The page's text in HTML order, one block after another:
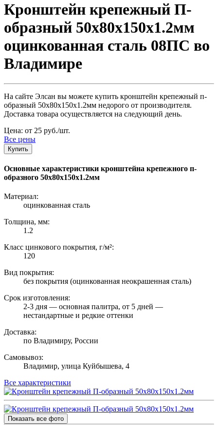
Кронштейн крепежный П-
образный 50х80х150х1.2мм
оцинкованная сталь 08ПС во
Владимире
На сайте Элсан вы можете купить кронштейн крепежный п-
образный 50х80х150х1.2мм недорого от производителя.
Доставка товара осуществляется на следующий день.
Цена: от 25 руб./шт.
Все цены
Купить
Основные характеристики кронштейна крепежного п-
образного 50х80х150х1.2мм
Материал:
оцинкованная сталь
Толщина, мм:
1.2
Класс цинкового покрытия, г/м²:
120
Вид покрытия:
без покрытия (оцинкованная неокрашенная сталь)
Срок изготовления:
2-3 дня — основная палитра, от 5 дней —
нестандартные и редкие оттенки
Доставка:
по Владимиру, России
Самовывоз:
Владимир, улица Куйбышева, 4
Все характеристики
Показать все фото